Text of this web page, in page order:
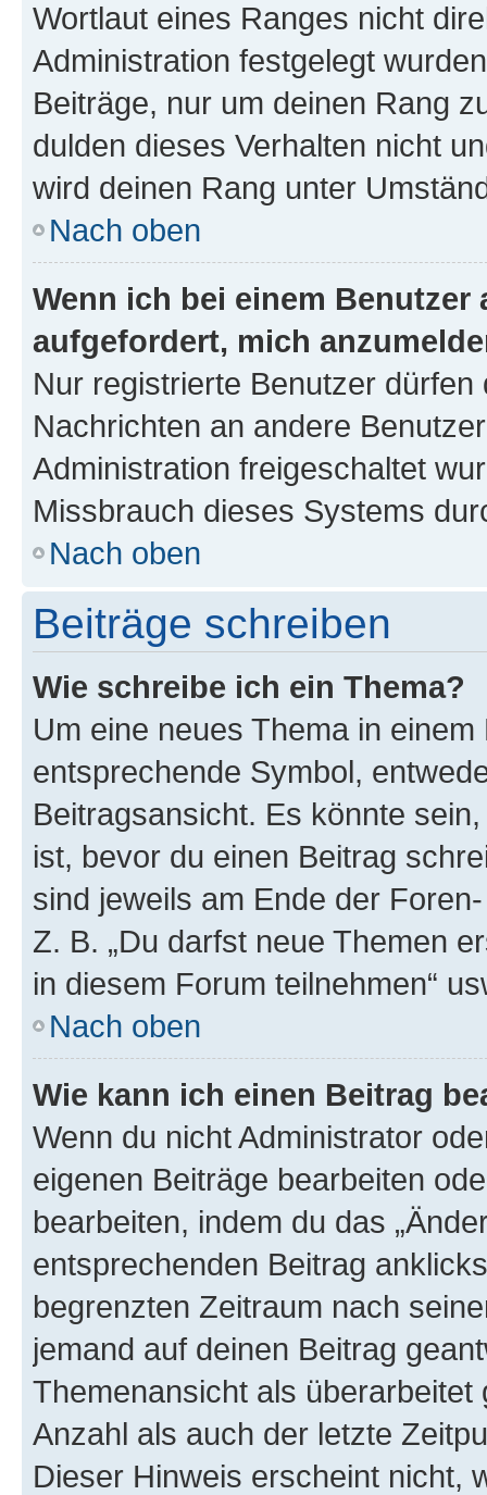
Wortlaut eines Ranges nicht
Administration festgelegt
Beiträge, nur um deinen Rang
dulden dieses Verhalten nicht
wird deinen Rang unter
Nach oben
Wenn ich bei einem
aufgefordert, mich
Nur registrierte Benutzer
Nachrichten an andere
Administration freigeschaltet
Missbrauch dieses Systems
Nach oben
Beiträge schreiben
Wie schreibe ich ein Thema?
Um eine neues Thema in
entsprechende Symbol,
Beitragsansicht. Es könnte
ist, bevor du einen Beitrag
sind jeweils am Ende der
Z. B. „Du darfst neue Themen
in diesem Forum teilnehmen“
Nach oben
Wie kann ich einen Beitrag
Wenn du nicht Administrator
eigenen Beiträge bearbeiten
bearbeiten, indem du das
entsprechenden Beitrag
begrenzten Zeitraum nach
jemand auf deinen Beitrag
Themenansicht als
Anzahl als auch der letzte
Dieser Hinweis erscheint nicht,